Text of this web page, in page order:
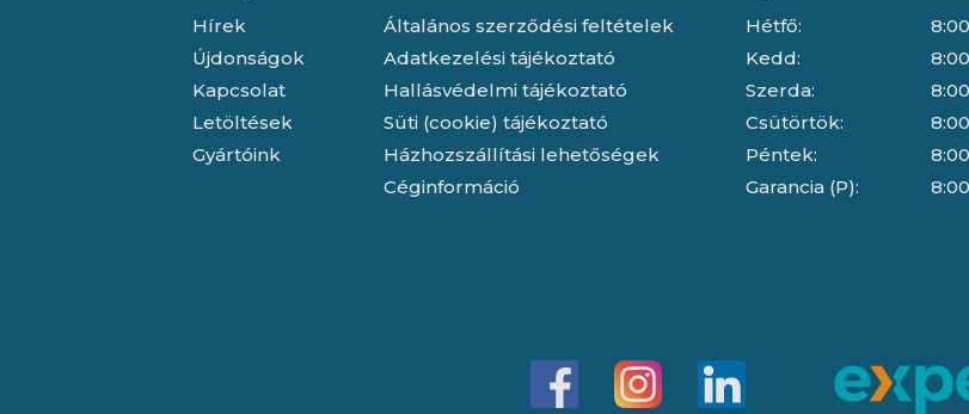
Hírek
Újdonságok
Kapcsolat
Letöltések
Gyártóink
Általános szerződési feltételek
Adatkezelési tájékoztató
Hallásvédelmi tájékoztató
Süti (cookie) tájékoztató
Házhozszállítási lehetőségek
Céginformáció
Hétfő:
Kedd:
Szerda:
Csütörtök:
Péntek:
Garancia (P):